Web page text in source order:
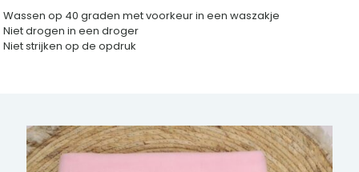
Wassen op 40 graden met voorkeur in een waszakje
Niet drogen in een droger
Niet strijken op de opdruk